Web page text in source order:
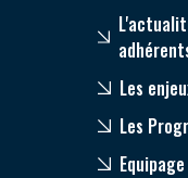
Les
Les
Equipage